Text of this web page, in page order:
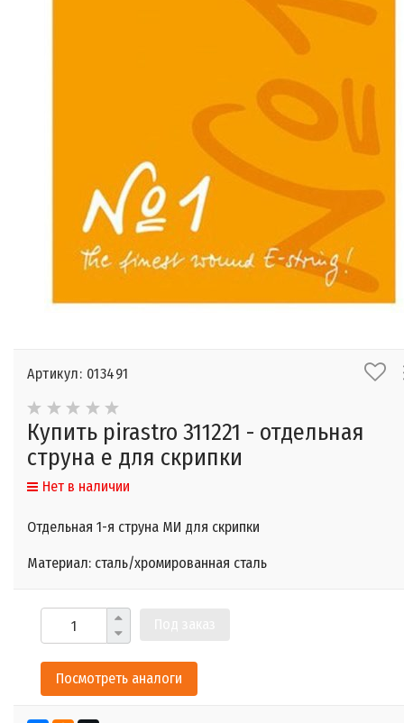
Артикул: 013491
Купить pirastro 311221 - отдельная
струна e для скрипки
Нет в наличии
Отдельная 1-я струна МИ для скрипки
Материал: сталь/хромированная сталь
Посмотреть аналоги